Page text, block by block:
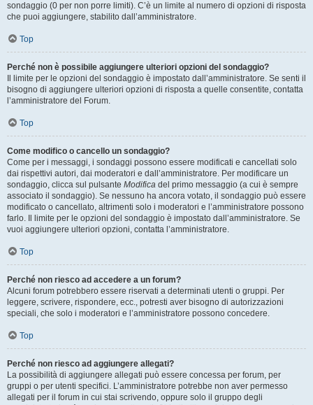
sondaggio (0 per non porre limiti). C’è un limite al numero di opzioni di risposta
che puoi aggiungere, stabilito dall’amministratore.
Top
Perché non è possibile aggiungere ulteriori opzioni del sondaggio?
Il limite per le opzioni del sondaggio è impostato dall’amministratore. Se senti il
bisogno di aggiungere ulteriori opzioni di risposta a quelle consentite, contatta
l’amministratore del Forum.
Top
Come modifico o cancello un sondaggio?
Come per i messaggi, i sondaggi possono essere modificati e cancellati solo
dai rispettivi autori, dai moderatori e dall’amministratore. Per modificare un
sondaggio, clicca sul pulsante Modifica del primo messaggio (a cui è sempre
associato il sondaggio). Se nessuno ha ancora votato, il sondaggio può essere
modificato o cancellato, altrimenti solo i moderatori e l’amministratore possono
farlo. Il limite per le opzioni del sondaggio è impostato dall’amministratore. Se
vuoi aggiungere ulteriori opzioni, contatta l’amministratore.
Top
Perché non riesco ad accedere a un forum?
Alcuni forum potrebbero essere riservati a determinati utenti o gruppi. Per
leggere, scrivere, rispondere, ecc., potresti aver bisogno di autorizzazioni
speciali, che solo i moderatori e l’amministratore possono concedere.
Top
Perché non riesco ad aggiungere allegati?
La possibilità di aggiungere allegati può essere concessa per forum, per
gruppi o per utenti specifici. L’amministratore potrebbe non aver permesso
allegati per il forum in cui stai scrivendo, oppure solo il gruppo degli